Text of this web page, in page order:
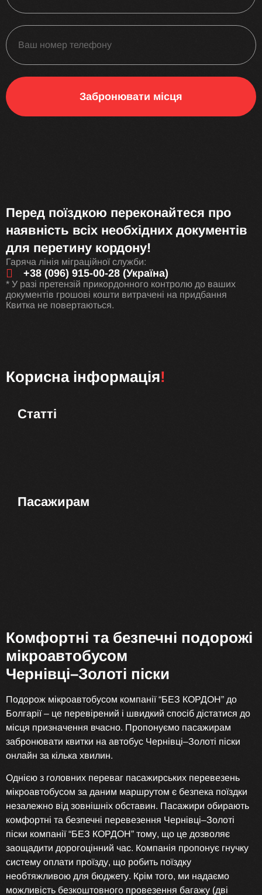
Забронювати місця
Перед поїздкою переконайтеся про
наявність всіх необхідних документів
для перетину кордону!
Гаряча лінія міграційної служби:
+38 (096) 915-00-28 (Україна)
* У разі претензій прикордонного контролю до ваших
документів грошові кошти витрачені на придбання
Квитка не повертаються.
Корисна інформація!
Статті
Пасажирам
Комфортні та безпечні подорожі
мікроавтобусом
Чернівці–Золоті піски
Подорож мікроавтобусом компанії “БЕЗ КОРДОН” до
Болгарії – це перевірений і швидкий спосіб дістатися до
місця призначення вчасно. Пропонуємо пасажирам
забронювати квитки на автобус Чернівці–Золоті піски
онлайн за кілька хвилин.
Однією з головних переваг пасажирських перевезень
мікроавтобусом за даним маршрутом є безпека поїздки
незалежно від зовнішніх обставин. Пасажири обирають
комфортні та безпечні перевезення Чернівці–Золоті
піски компанії “БЕЗ КОРДОН” тому, що це дозволяє
заощадити дорогоцінний час. Компанія пропонує гнучку
систему оплати проїзду, що робить поїздку
необтяжливою для бюджету. Крім того, ми надаємо
можливість безкоштовного провезення багажу (дві